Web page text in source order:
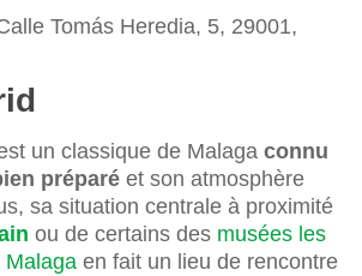
Tomás Heredia, 5, 29001,
un classique de Malaga connu
préparé et son atmosphère
sa situation centrale à proximité
ou de certains des musées les
Malaga en fait un lieu de rencontre